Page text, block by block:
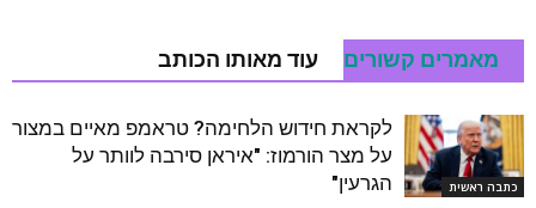
מאמרים קשורים עוד מאותו הכותב
כתבה ראשית
לקראת חידוש הלחימה? טראמפ מאיים במצור
על מצר הורמוז: "איראן סירבה לוותר על
הגרעין"